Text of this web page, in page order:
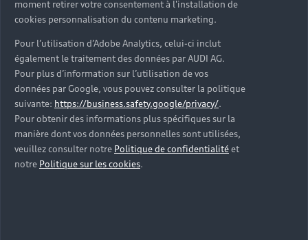
Des bornes de recharge
disponibles sur l'ensemble
moment retirer votre consentement à l'installation de
cookies personnalisation du contenu marketing.
Pour l’utilisation d’Adobe Analytics, celui-ci inclut
également le traitement des données par AUDI AG.
Pour plus d’information sur l’utilisation de vos
données par Google, vous pouvez consulter la politique
suivante: https://business.safety.google/privacy/.
Pour obtenir des informations plus spécifiques sur la
manière dont vos données personnelles sont utilisées,
veuillez consulter notre Politique de confidentialitéet
notre Politique sur les cookies.